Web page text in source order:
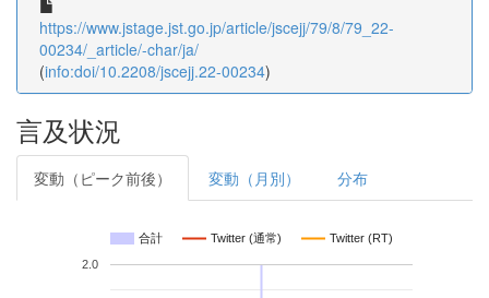
https://www.jstage.jst.go.jp/article/jscejj/79/8/79_22-
00234/_article/-char/ja/
(info:doi/10.2208/jscejj.22-00234)
言及状況
変動（ピーク前後） 変動（月別） 分布
合計 Twitter (通常) Twitter (RT)
2.0